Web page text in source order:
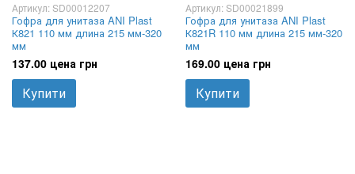
Артикул: SD00012207
Гофра для унитаза ANI Plast
К821 110 мм длина 215 мм-320
мм
137.00 цена грн
Купити
Артикул: SD00021899
Гофра для унитаза ANI Plast
К821R 110 мм длина 215 мм-320
мм
169.00 цена грн
Купити